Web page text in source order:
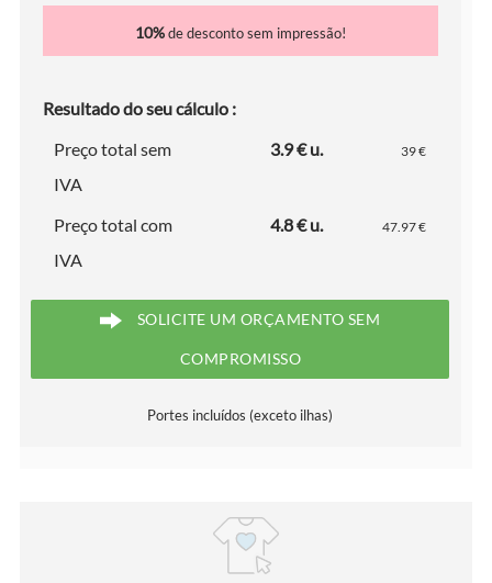
10%de desconto sem impressão!
Resultado do seu cálculo :
Preço total sem
IVA
3.9 € u. 39 €
Preço total com
IVA
4.8 € u. 47.97 €
SOLICITE UM ORÇAMENTO SEM
COMPROMISSO
Portes incluídos (exceto ilhas)